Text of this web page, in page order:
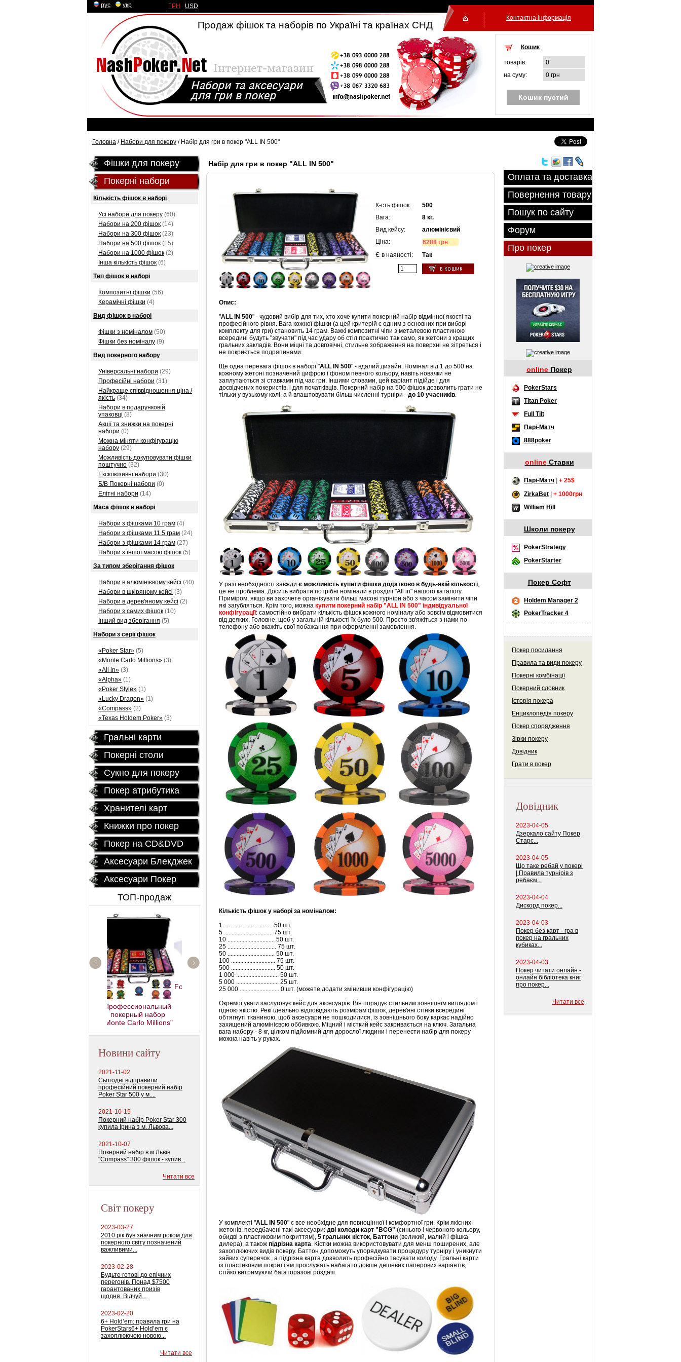
рус укр ГРН USD
Продаж фішок та наборів по Україні та країнах СНД
Контактна інформація
Кошик
товарiв:
0
на суму:
0 грн
Кошик пустий
Головна / Набори для покеру / Набір для гри в покер "ALL IN 500"
Фішки для покеру
Покерні набори
Кількість фішок в наборі
Усі набори для покеру (60)
Набори на 200 фішок (14)
Набори на 300 фішок (23)
Набори на 500 фішок (15)
Набори на 1000 фішок (2)
Інша кількість фішок (6)
Тип фішок в наборі
Композитні фішки (56)
Керамічні фішки (4)
Вид фішок в наборі
Фішки з номіналом (50)
Фішки без номіналу (9)
Вид покерного набору
Універсальні набори (29)
Професійні набори (31)
Найкраще співвідношення ціна /
якість (34)
Набори в подарунковій
упаковці (8)
Акції та знижки на покерні
набори (0)
Можна міняти конфігурацію
набору (29)
Можливість докуповувати фішки
поштучно (32)
Ексклюзивні набори (30)
Б/В Покерні набори (0)
Елітні набори (14)
Маса фішок в наборі
Набори з фішками 10 грам (4)
Набори з фішками 11.5 грам (24)
Набори з фішками 14 грам (27)
Набори з іншої масою фішок (5)
За типом зберігання фішок
Набори в алюмінієвому кейсі (40)
Набори в шкіряному кейсі (3)
Набори в дерев'яному кейсі (2)
Набори з самих фішок (10)
Інший вид зберігання (5)
Набори з серії фішок
«Poker Star» (5)
«Monte Carlo Millions» (3)
«All in» (3)
«Alpha» (1)
«Poker Style» (1)
«Lucky Dragon» (1)
«Compass» (2)
«Texas Holdem Poker» (3)
Гральні карти
Покернi столи
Сукно для покеру
Покер атрибутика
Хранителі карт
Книжки про покер
Покер на CD&DVD
Аксесуари Блекджек
Аксесуари Покер
ТОП-продаж
Профессиональный
покерный набор
"Monte Carlo Millions"
Fournier 2818 Блок (12
колод) 100%
пластиковых карт
Новини сайту
2021-11-02
Сьогодні відправили
професійний покерний набір
Poker Star 500 у м....
2021-10-15
Покерний набір Poker Star 300
купила Ірина з м. Львова...
2021-10-07
Покерний набір в м Львів
"Compass" 300 фішок - купив...
Читати все
Світ покеру
2023-03-27
2010 рік був значним роком для
покерного світу позначений
важливими...
2023-02-28
Будьте готові до епічних
перегонів. Понад $7500
гарантованих призів
щодня. Відчуй...
2023-02-20
6+ Hold’em: правила гри на
PokerStars6+ Hold’em є
захоплюючою новою...
Читати все
Набір для гри в покер "ALL IN 500"
К-сть фішок:
500
Вага:
8 кг.
Вид кейсу:
алюмінієвий
Ціна:
6288 грн
Є в наяності:
Так
Опис:
"ALL IN 500" - чудовий вибір для тих, хто хоче купити покерний набір відмінної якості та
професійного рівня. Вага кожної фішки (а цей критерій є одним з основних при виборі
комплекту для гри) становить 14 грам. Важкі композитні чіпи з металевою пластиною
всередині будуть "звучати" під час удару об стіл практично так само, як жетони з кращих
гральних закладів. Вони міцні та довговічні, стильне зображення на поверхні не зітреться і
не покриється подряпинами.
Ще одна перевага фішок в наборі "ALL IN 500" - вдалий дизайн. Номінал від 1 до 500 на
кожному жетоні позначений цифрою і фоном певного кольору, навіть новачки не
заплутаються зі ставками під час гри. Іншими словами, цей варіант підійде і для
досвідчених покеристів, і для початківців. Покерний набір на 500 фішок дозволить грати не
тільки у вузькому колі, а й влаштовувати більш численні турніри - до 10 учасників.
У разі необхідності завжди є можливість купити фішки додатково в будь-якій кількості,
це не проблема. Досить вибрати потрібні номінали в розділі "All in" нашого каталогу.
Приміром, якщо ви захочете організувати більш масові турніри або з часом замінити чіпи
які загубляться. Крім того, можна купити покерний набір "ALL IN 500" індивідуальної
конфігурації: самостійно вибрати кількість фішок кожного номіналу або зовсім відмовитися
від деяких. Головне, щоб у загальній кількості їх було 500. Просто зв'яжіться з нами по
телефону або вкажіть свої побажання при оформленні замовлення.
Кількість фішок у наборі за номіналом:
1 ................................ 50 шт.
5 ................................ 75 шт.
10 ............................... 50 шт.
25 ................................ 75 шт.
50 ............................... 50 шт.
100 ............................. 75 шт.
500 ............................. 50 шт.
1 000 ............................ 50 шт.
5 000 ............................ 25 шт.
25 000 .......................... 0 шт. (можете додати змінивши конфігурацію)
Окремої уваги заслуговує кейс для аксесуарів. Він порадує стильним зовнішнім виглядом і
гідною якістю. Рекі ідеально відповідають розмірам фішок, дерев'яні стінки всередині
обтягнуті тканиною, щоб аксесуари не пошкодилися, із зовнішнього боку каркас надійно
захищений алюмінієвою оббивкою. Міцний і місткий кейс закривається на ключ. Загальна
вага набору - 8 кг, цілком підйомний для дорослої людини і перенести набір для покеру
можна навіть у руках.
У комплекті "ALL IN 500" є все необхідне для повноцінної і комфортної гри. Крім якісних
жетонів, передбачені такі аксесуари: дві колоди карт "BCG" (синього і червоного кольору,
обидві з пластиковим покриттям), 5 гральних кісток, Баттони (великий, малий і фішка
дилера), а також підрізна карта. Кістки можна використовувати для менш поширених, але
захоплюючих видів покеру. Баттон допоможуть упорядкувати процедуру турніру і уникнути
зайвих суперечок , а підрізна карта дозволить професійно тасувати колоду. Гральні карти
із пластиковим покриттям прослужать набагато довше дешевих паперових варіантів,
стійко витримуючи багаторазові роздачі.
Оплата та доставка
Повернення товару
Пошук по сайту
Форум
Про покер
online Покер
PokerStars
Titan Poker
Full Tilt
Парі-Матч
888poker
onlineСтавки
Парі-Матч
+ 25$
ZirkaBet | + 1000грн
William Hill
Школи покеру
PokerStrategy
PokerStarter
Покер Софт
Holdem Manager 2
PokerTracker 4
Покер посилання
Правила та види покеру
Покерні комбінації
Покерний словник
Історія покера
Енциклопедія покеру
Покер спорядження
Зірки покеру
Довідник
Грати в покер
Довідник
2023-04-05
Дзеркало сайту Покер
Старс...
2023-04-05
Що таке ребай у покері
| Правила турнірів з
ребаєм...
2023-04-04
Дискорд покер...
2023-04-03
Покер без карт - гра в
покер на гральних
кубиках...
2023-04-03
Покер читати онлайн -
онлайн бібліотека книг
про покер...
Читати все